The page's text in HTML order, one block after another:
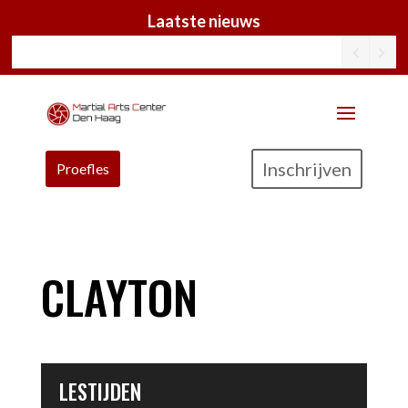
Laatste nieuws
Proefles Inschrijven
CLAYTON
LESTIJDEN